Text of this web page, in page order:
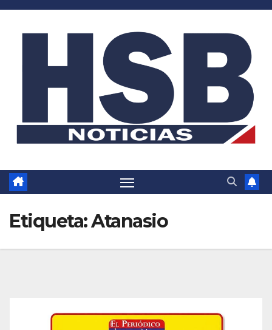
Saltar
Etiqueta:Atanasio